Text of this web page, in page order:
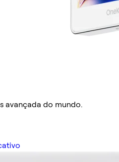
avançada do mundo.